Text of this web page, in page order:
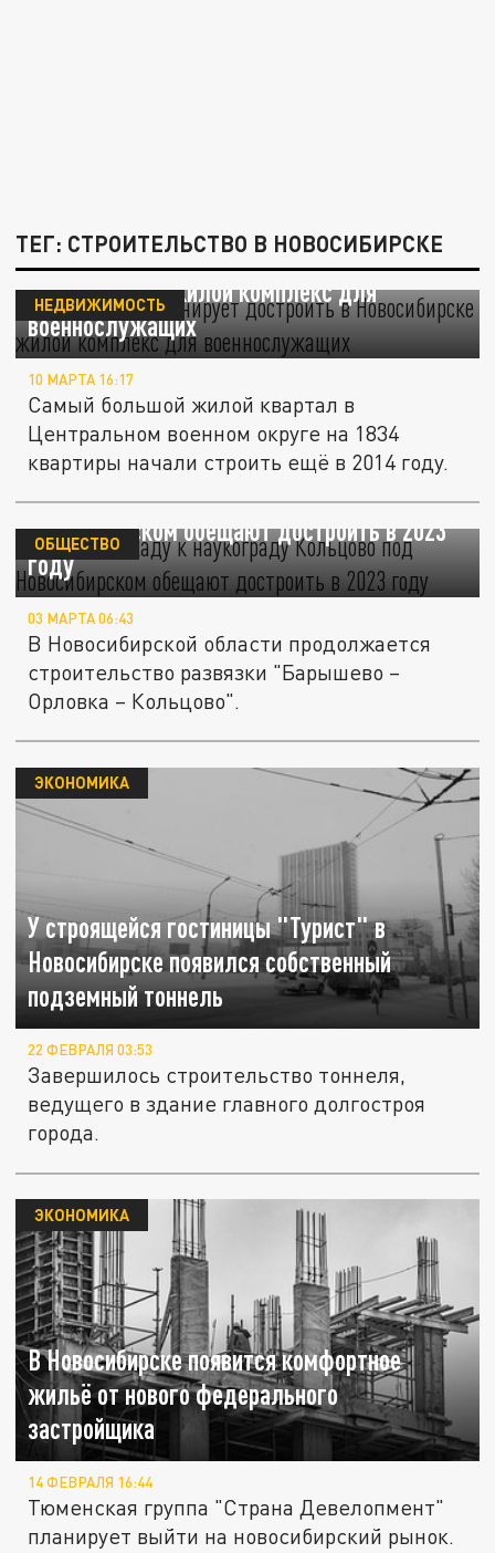
ТЕГ: СТРОИТЕЛЬСТВО В НОВОСИБИРСКЕ
Минобороны планирует достроить в
Новосибирске жилой комплекс для
военнослужащих
НЕДВИЖИМОСТЬ
10 МАРТА 16:17
Самый большой жилой квартал в
Центральном военном округе на 1834
квартиры начали строить ещё в 2014 году.
Новую эстакаду к наукограду Кольцово под
Новосибирском обещают достроить в 2023
году
ОБЩЕСТВО
03 МАРТА 06:43
В Новосибирской области продолжается
строительство развязки "Барышево –
Орловка – Кольцово".
У строящейся гостиницы "Турист" в
Новосибирске появился собственный
подземный тоннель
ЭКОНОМИКА
22 ФЕВРАЛЯ 03:53
Завершилось строительство тоннеля,
ведущего в здание главного долгостроя
города.
В Новосибирске появится комфортное
жильё от нового федерального
застройщика
ЭКОНОМИКА
14 ФЕВРАЛЯ 16:44
Тюменская группа "Страна Девелопмент"
планирует выйти на новосибирский рынок.